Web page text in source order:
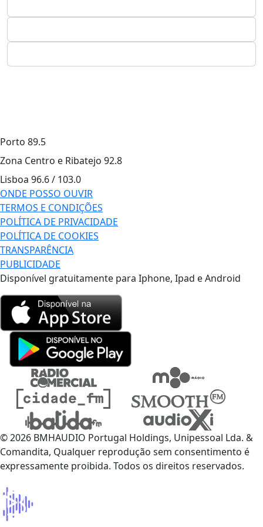
Porto 89.5
Zona Centro e Ribatejo 92.8
Lisboa 96.6 / 103.0
ONDE POSSO OUVIR
TERMOS E CONDIÇÕES
POLÍTICA DE PRIVACIDADE
POLÍTICA DE COOKIES
TRANSPARÊNCIA
PUBLICIDADE
Disponível gratuitamente para Iphone, Ipad e Android
© 2026 BMHAUDIO Portugal Holdings, Unipessoal Lda. &
Comandita, Qualquer reprodução sem consentimento é
expressamente proibida. Todos os direitos reservados.